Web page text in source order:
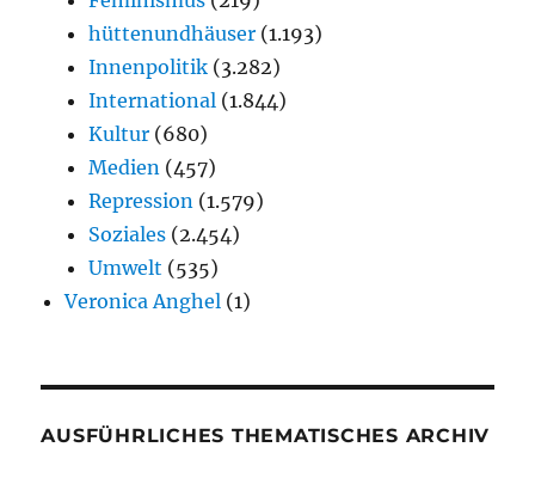
hüttenundhäuser (1.193)
Innenpolitik (3.282)
International (1.844)
Kultur (680)
Medien (457)
Repression (1.579)
Soziales (2.454)
Umwelt (535)
Veronica Anghel (1)
AUSFÜHRLICHES THEMATISCHES ARCHIV